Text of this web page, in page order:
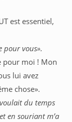
est essentiel,
pour vous».
pour moi ! Mon
lui avez
chose».
du temps
en souriant m’a